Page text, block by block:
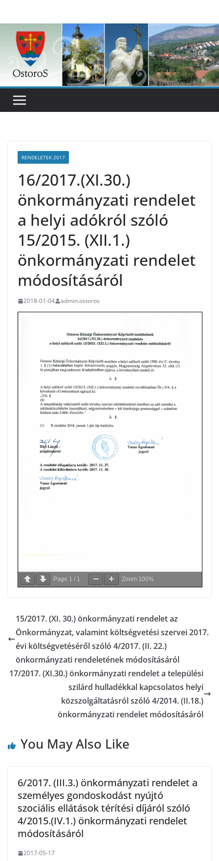
content
RENDELETEK 2017
16/2017.(XI.30.)
önkormányzati rendelet
a helyi adókról szóló
15/2015. (XII.1.)
önkormányzati rendelet
módosításáról
2018-01-04 admin.ostoros
Page 1 / 1 Zoom 100%
15/2017. (XI. 30.) önkormányzati rendelet az
Önkormányzat, valamint költségvetési szervei 2017.
évi költségvetéséről szóló 4/2017. (II. 22.)
önkormányzati rendeletének módosításáról
17/2017. (XI.30.) önkormányzati rendelet a települési
szilárd hulladékkal kapcsolatos helyi
közszolgáltatásról szóló 4/2014. (II.18.)
önkormányzati rendelet módosításáról
You May Also Like
6/2017. (III.3.) önkormányzati rendelet a
személyes gondoskodást nyújtó
szociális ellátások térítési díjáról szóló
4/2015.(IV.1.) önkormányzati rendelet
módosításáról
2017-05-17